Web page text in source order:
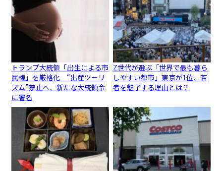
トランプ大統領「出生による市
民権」を厳格化 “出産ツーリ
ズム”禁止へ、新たな大統領令
に署名
Z世代が選ぶ「世界で最も暮ら
しやすい都市」東京が1位、若
者を魅了する理由とは？